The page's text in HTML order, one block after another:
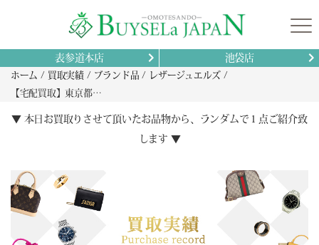
表参道本店 池袋店
ホーム 買取実績 ブランド品
レザージュエルズ
【宅配買取】東京都杉並区よりLEATHER JEWELSレザージュエルズクロコダイル長財布02R12Bを高額買取！未使用品査定のポイント解説
▼ 本日お買取りさせて頂いたお品物から、ランダムで１点ご紹介致
します ▼